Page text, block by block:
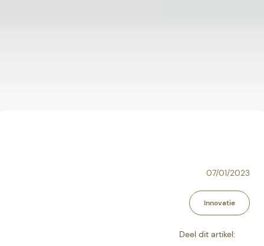
07/01/2023
Innovatie
Deel dit artikel: